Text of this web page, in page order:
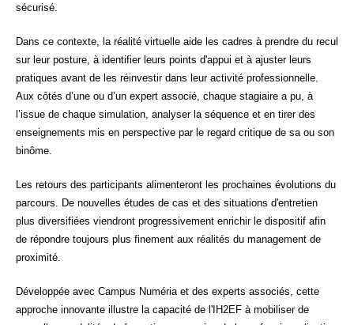
sécurisé.
Dans ce contexte, la réalité virtuelle aide les cadres à prendre du recul
sur leur posture, à identifier leurs points d'appui et à ajuster leurs
pratiques avant de les réinvestir dans leur activité professionnelle.
Aux côtés d’une ou d’un expert associé, chaque stagiaire a pu, à
l’issue de chaque simulation, analyser la séquence et en tirer des
enseignements mis en perspective par le regard critique de sa ou son
binôme.
Les retours des participants alimenteront les prochaines évolutions du
parcours. De nouvelles études de cas et des situations d'entretien
plus diversifiées viendront progressivement enrichir le dispositif afin
de répondre toujours plus finement aux réalités du management de
proximité.
Développée avec Campus Numéria et des experts associés, cette
approche innovante illustre la capacité de l'IH2EF à mobiliser de